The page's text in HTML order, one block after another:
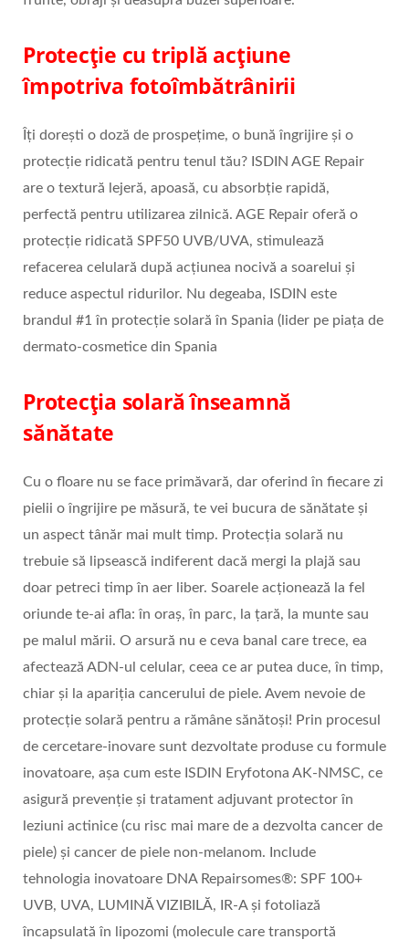
Protecție cu triplă acțiune
împotriva fotoîmbătrânirii
Îți dorești o doză de prospețime, o bună îngrijire și o
protecție ridicată pentru tenul tău? ISDIN AGE Repair
are o textură lejeră, apoasă, cu absorbție rapidă,
perfectă pentru utilizarea zilnică. AGE Repair oferă o
protecție ridicată SPF50 UVB/UVA, stimulează
refacerea celulară după acțiunea nocivă a soarelui și
reduce aspectul ridurilor. Nu degeaba, ISDIN este
brandul #1 în protecție solară în Spania (lider pe piața de
dermato-cosmetice din Spania
Protecția solară înseamnă
sănătate
Cu o floare nu se face primăvară, dar oferind în fiecare zi
pielii o îngrijire pe măsură, te vei bucura de sănătate și
un aspect tânăr mai mult timp. Protecția solară nu
trebuie să lipsească indiferent dacă mergi la plajă sau
doar petreci timp în aer liber. Soarele acționează la fel
oriunde te-ai afla: în oraș, în parc, la țară, la munte sau
pe malul mării. O arsură nu e ceva banal care trece, ea
afectează ADN-ul celular, ceea ce ar putea duce, în timp,
chiar și la apariția cancerului de piele. Avem nevoie de
protecție solară pentru a rămâne sănătoși! Prin procesul
de cercetare-inovare sunt dezvoltate produse cu formule
inovatoare, așa cum este ISDIN Eryfotona AK-NMSC, ce
asigură prevenție și tratament adjuvant protector în
leziuni actinice (cu risc mai mare de a dezvolta cancer de
piele) și cancer de piele non-melanom. Include
tehnologia inovatoare DNA Repairsomes®: SPF 100+
UVB, UVA, LUMINĂ VIZIBILĂ, IR-A și fotoliază
încapsulată în lipozomi (molecule care transportă